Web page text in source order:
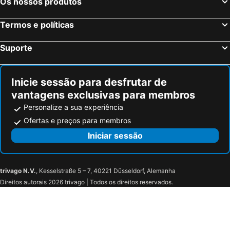
Termos e políticas
Suporte
Inicie sessão para desfrutar de
vantagens exclusivas para membros
Personalize a sua experiência
Ofertas e preços para membros
Iniciar sessão
trivago N.V., Kesselstraße 5 – 7, 40221 Düsseldorf, Alemanha
Direitos autorais 2026 trivago | Todos os direitos reservados.